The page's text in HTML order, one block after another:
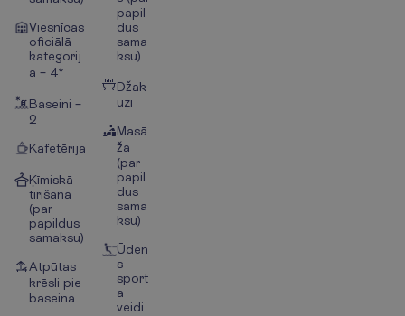
Viesnīcas
oficiālā
kategorij
a – 4*
Baseini –
2
Kafetērija
Ķīmiskā
tīrīšana
(par
papildus
samaksu)
Atpūtas
krēsli pie
baseina
papil
dus
sama
ksu)
Džak
uzi
Masā
ža
(par
papil
dus
sama
ksu)
Ūden
s
sport
a
veidi